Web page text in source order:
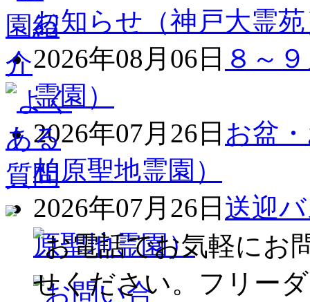
お知らせ（神戸大霊
2026年08月06日 ８～
霊園）
2026年07月26日 お盆
柏原聖地霊園）
2026年07月26日 送迎
原聖地霊園）